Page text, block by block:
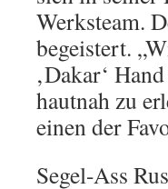
Werksteam.
begeistert.
‚Dakar‘
hautnah zu
einen der
Segel-Ass